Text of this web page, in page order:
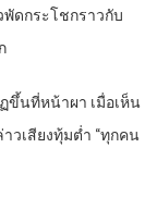
ดกระโชกราวกับ
ขึ้นที่หน้าผา เมื่อเห็น
เสียงทุ้มต่ำ “ทุกคน